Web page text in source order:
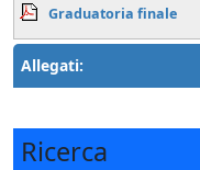
Allegati:
Graduatoria finale
Ricerca